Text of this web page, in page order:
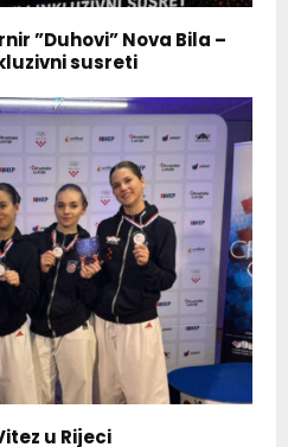
”Duhovi” Nova Bila –
susreti
u Rijeci